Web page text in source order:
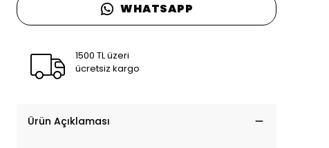
WHATSAPP
1500 TL üzeri
ücretsiz kargo
Ürün Açıklaması